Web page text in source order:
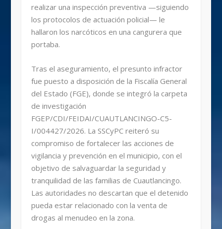
realizar una inspección preventiva —siguiendo
los protocolos de actuación policial— le
hallaron los narcóticos en una cangurera que
portaba.
Tras el aseguramiento, el presunto infractor
fue puesto a disposición de la Fiscalía General
del Estado (FGE), donde se integró la carpeta
de investigación
FGEP/CDI/FEIDAI/CUAUTLANCINGO-C5-
I/004427/2026. La SSCyPC reiteró su
compromiso de fortalecer las acciones de
vigilancia y prevención en el municipio, con el
objetivo de salvaguardar la seguridad y
tranquilidad de las familias de Cuautlancingo.
Las autoridades no descartan que el detenido
pueda estar relacionado con la venta de
drogas al menudeo en la zona.